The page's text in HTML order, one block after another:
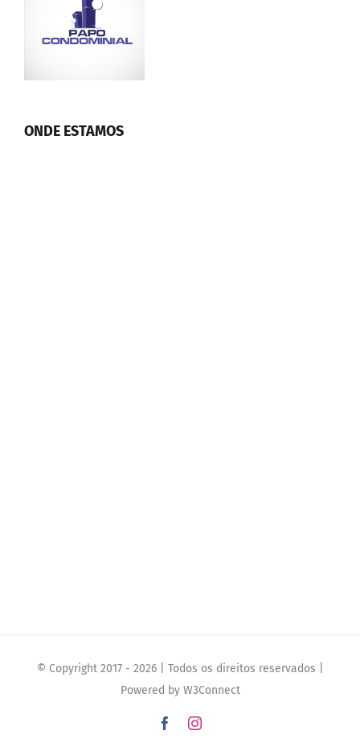
ONDE ESTAMOS
© Copyright 2017 - 2026 | Todos os direitos reservados |
Powered by W3Connect
FacebookInstagram